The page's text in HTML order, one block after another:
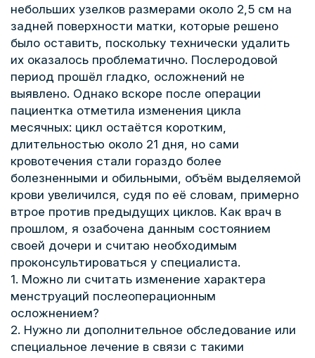
небольших узелков размерами около 2,5 см на
задней поверхности матки, которые решено
было оставить, поскольку технически удалить
их оказалось проблематично. Послеродовой
период прошёл гладко, осложнений не
выявлено. Однако вскоре после операции
пациентка отметила изменения цикла
месячных: цикл остаётся коротким,
длительностью около 21 дня, но сами
кровотечения стали гораздо более
болезненными и обильными, объём выделяемой
крови увеличился, судя по её словам, примерно
втрое против предыдущих циклов. Как врач в
прошлом, я озабочена данным состоянием
своей дочери и считаю необходимым
проконсультироваться у специалиста.
1. Можно ли считать изменение характера
менструаций послеоперационным
осложнением?
2. Нужно ли дополнительное обследование или
специальное лечение в связи с такими